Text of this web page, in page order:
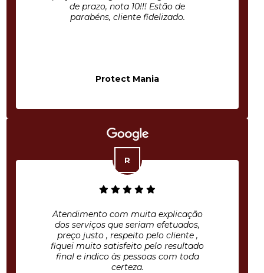
de prazo, nota 10!!! Estão de
parabéns, cliente fidelizado.
Protect Mania
Atendimento com muita explicação
dos serviços que seriam efetuados,
preço justo , respeito pelo cliente ,
fiquei muito satisfeito pelo resultado
final e indico às pessoas com toda
certeza.